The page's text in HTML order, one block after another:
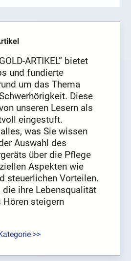
ARTIKEL” bietet
und fundierte
um das Thema
Diese
unseren Lesern als
eingestuft.
was Sie wissen
Auswahl des
über die Pflege
Aspekten wie
steuerlichen Vorteilen.
ihre Lebensqualität
Hören steigern
>>